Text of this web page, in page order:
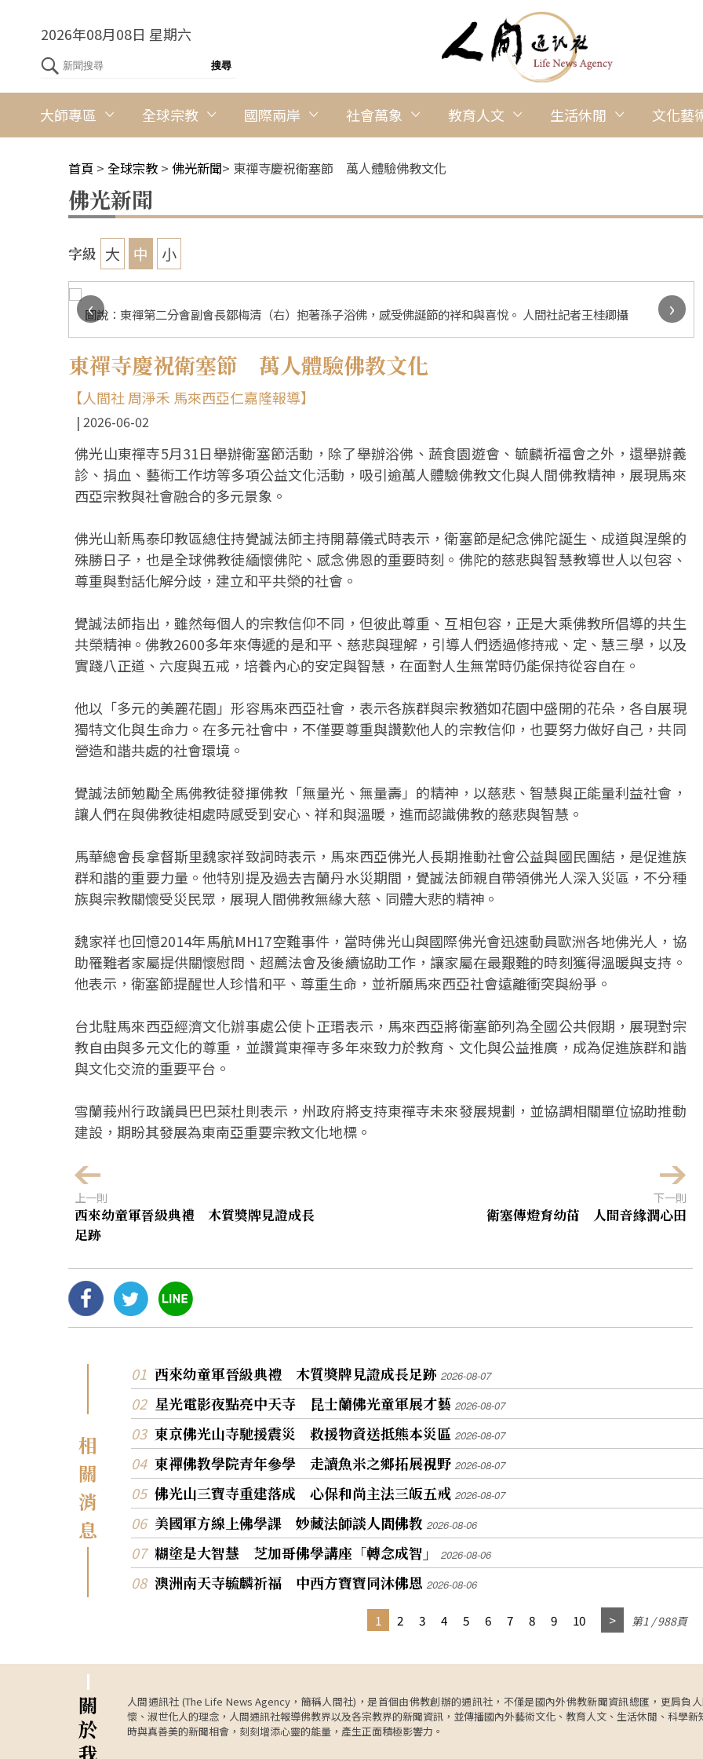
2026年08月08日 星期六
大師專區 全球宗教 國際兩岸 社會萬象 教育人文 生活休閒 文化藝
首頁 > 全球宗教 > 佛光新聞> 東禪寺慶祝衛塞節 萬人體驗佛教文化
佛光新聞
字級 大 中 小
圖說：東禪第二分會副會長鄒梅清（右）抱著孫子浴佛，感受佛誕節的祥和與喜悅。 人間社記者王桂卿攝
‹
›
東禪寺慶祝衛塞節 萬人體驗佛教文化
【人間社 周淨禾 馬來西亞仁嘉隆報導】
2026-06-02
佛光山東禪寺5月31日舉辦衛塞節活動，除了舉辦浴佛、蔬食園遊會、毓麟祈福會之外，還舉辦義
診、捐血、藝術工作坊等多項公益文化活動，吸引逾萬人體驗佛教文化與人間佛教精神，展現馬來
西亞宗教與社會融合的多元景象。
佛光山新馬泰印教區總住持覺誠法師主持開幕儀式時表示，衛塞節是紀念佛陀誕生、成道與涅槃的
殊勝日子，也是全球佛教徒緬懷佛陀、感念佛恩的重要時刻。佛陀的慈悲與智慧教導世人以包容、
尊重與對話化解分歧，建立和平共榮的社會。
覺誠法師指出，雖然每個人的宗教信仰不同，但彼此尊重、互相包容，正是大乘佛教所倡導的共生
共榮精神。佛教2600多年來傳遞的是和平、慈悲與理解，引導人們透過修持戒、定、慧三學，以及
實踐八正道、六度與五戒，培養內心的安定與智慧，在面對人生無常時仍能保持從容自在。
他以「多元的美麗花園」形容馬來西亞社會，表示各族群與宗教猶如花園中盛開的花朵，各自展現
獨特文化與生命力。在多元社會中，不僅要尊重與讚歎他人的宗教信仰，也要努力做好自己，共同
營造和諧共處的社會環境。
覺誠法師勉勵全馬佛教徒發揮佛教「無量光、無量壽」的精神，以慈悲、智慧與正能量利益社會，
讓人們在與佛教徒相處時感受到安心、祥和與溫暖，進而認識佛教的慈悲與智慧。
馬華總會長拿督斯里魏家祥致詞時表示，馬來西亞佛光人長期推動社會公益與國民團結，是促進族
群和諧的重要力量。他特別提及過去吉蘭丹水災期間，覺誠法師親自帶領佛光人深入災區，不分種
族與宗教關懷受災民眾，展現人間佛教無緣大慈、同體大悲的精神。
魏家祥也回憶2014年馬航MH17空難事件，當時佛光山與國際佛光會迅速動員歐洲各地佛光人，協
助罹難者家屬提供關懷慰問、超薦法會及後續協助工作，讓家屬在最艱難的時刻獲得溫暖與支持。
他表示，衛塞節提醒世人珍惜和平、尊重生命，並祈願馬來西亞社會遠離衝突與紛爭。
台北駐馬來西亞經濟文化辦事處公使卜正瑉表示，馬來西亞將衛塞節列為全國公共假期，展現對宗
教自由與多元文化的尊重，並讚賞東禪寺多年來致力於教育、文化與公益推廣，成為促進族群和諧
與文化交流的重要平台。
雪蘭莪州行政議員巴巴萊杜則表示，州政府將支持東禪寺未來發展規劃，並協調相關單位協助推動
建設，期盼其發展為東南亞重要宗教文化地標。
上一則
西來幼童軍晉級典禮 木質獎牌見證成長
足跡
下一則
衛塞傳燈育幼苗 人間音緣潤心田
相
關
消
息
西來幼童軍晉級典禮 木質獎牌見證成長足跡 2026-08-07
星光電影夜點亮中天寺 昆士蘭佛光童軍展才藝 2026-08-07
東京佛光山寺馳援震災 救援物資送抵熊本災區 2026-08-07
東禪佛教學院青年參學 走讀魚米之鄉拓展視野 2026-08-07
佛光山三寶寺重建落成 心保和尚主法三皈五戒 2026-08-07
美國軍方線上佛學課 妙藏法師談人間佛教 2026-08-06
糊塗是大智慧 芝加哥佛學講座「轉念成智」 2026-08-06
澳洲南天寺毓麟祈福 中西方寶寶同沐佛恩 2026-08-06
1 2 3 4 5 6 7 8 9 10 第1 / 988頁
關
於
我
人間通訊社 (The Life News Agency，簡稱人間社)，是首個由佛教創辦的通訊社，不僅是國內外佛教新聞資訊總匯，更肩負
懷、淑世化人的理念，人間通訊社報導佛教界以及各宗教界的新聞資訊，並傳播國內外藝術文化、教育人文、生活休閒、科學
時與真善美的新聞相會，刻刻增添心靈的能量，產生正面積極影響力。